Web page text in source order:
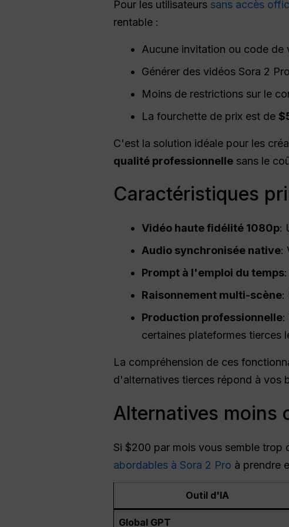
Pour les utilisateurs sans accès
rentable :
Aucune invitation ou code de
Générer des vidéos Sora 2
Moins de restrictions sur le
La fourchette de prix est de
C'est la solution idéale pour les
qualité professionnelle sans le
Caractéristiques
Vidéo haute fidélité 1080p:
Audio synchronisée native:
Prompt à l'emploi du temps
Raisonnement multi-scène:
Production professionnelle:
certaines plateformes tierces
La compréhension de ces
d'alternatives tierces répond à vos
Alternatives moins
Si $200 par mois vous semble trop
abordables à Sora 2 Pro à prendre
Outil d'IA
Global GPT